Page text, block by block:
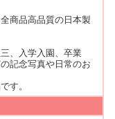
商品高品質の日本製
、入学入園、卒業
記念写真や日常のお
す。